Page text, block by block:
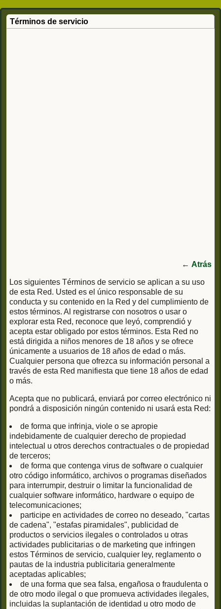
Términos de servicio
← Atrás
Los siguientes Términos de servicio se aplican a su uso
de esta Red. Usted es el único responsable de su
conducta y su contenido en la Red y del cumplimiento de
estos términos. Al registrarse con nosotros o usar o
explorar esta Red, reconoce que leyó, comprendió y
acepta estar obligado por estos términos. Esta Red no
está dirigida a niños menores de 18 años y se ofrece
únicamente a usuarios de 18 años de edad o más.
Cualquier persona que ofrezca su información personal a
través de esta Red manifiesta que tiene 18 años de edad
o más.
Acepta que no publicará, enviará por correo electrónico ni
pondrá a disposición ningún contenido ni usará esta Red:
de forma que infrinja, viole o se apropie
indebidamente de cualquier derecho de propiedad
intelectual u otros derechos contractuales o de propiedad
de terceros;
de forma que contenga virus de software o cualquier
otro código informático, archivos o programas diseñados
para interrumpir, destruir o limitar la funcionalidad de
cualquier software informático, hardware o equipo de
telecomunicaciones;
participe en actividades de correo no deseado, "cartas
de cadena", "estafas piramidales", publicidad de
productos o servicios ilegales o controlados u otras
actividades publicitarias o de marketing que infringen
estos Términos de servicio, cualquier ley, reglamento o
pautas de la industria publicitaria generalmente
aceptadas aplicables;
de una forma que sea falsa, engañosa o fraudulenta o
de otro modo ilegal o que promueva actividades ilegales,
incluidas la suplantación de identidad u otro modo de